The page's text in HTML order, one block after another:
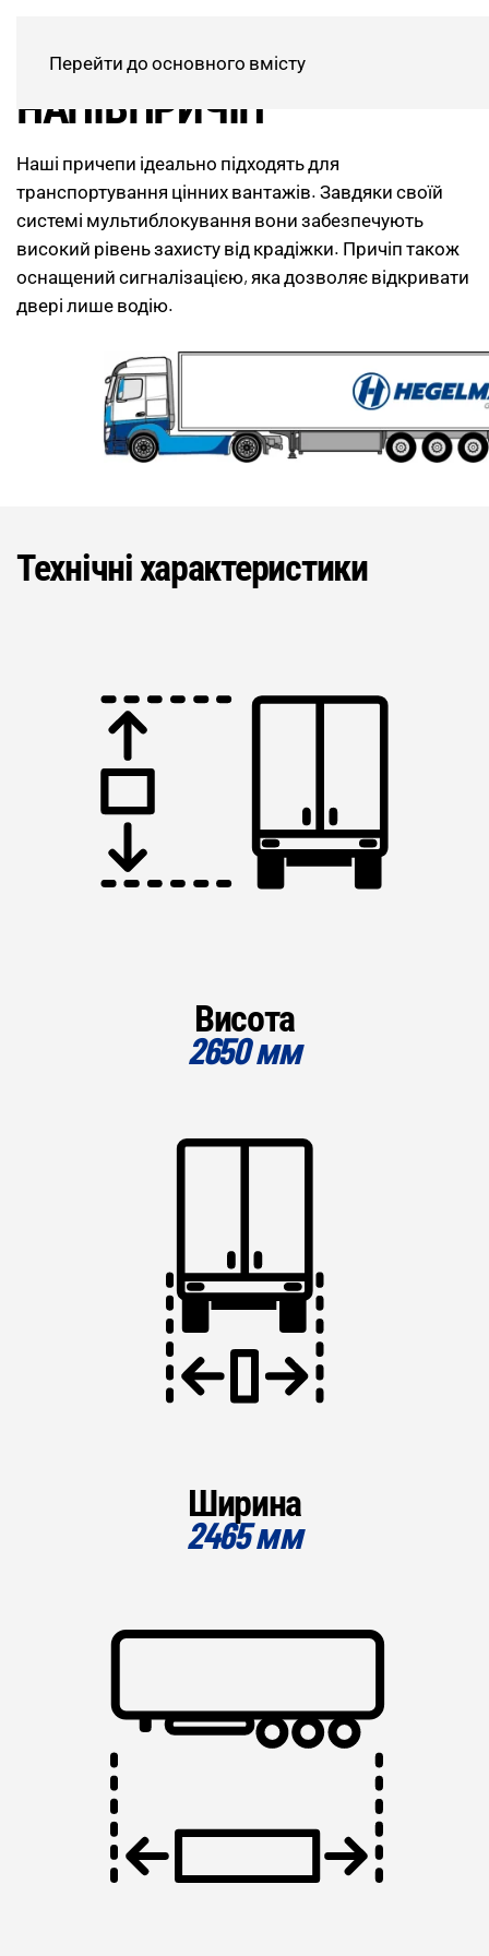
Перейти до основного вмісту
ІЗОТЕРМІЧНИЙ
НАПІВПРИЧІП
Наші причепи ідеально підходять для
транспортування цінних вантажів. Завдяки своїй
системі мультиблокування вони забезпечують
високий рівень захисту від крадіжки. Причіп також
оснащений сигналізацією, яка дозволяє відкривати
двері лише водію.
Технічні характеристики
Висота
2650 мм
Ширина
2465 мм